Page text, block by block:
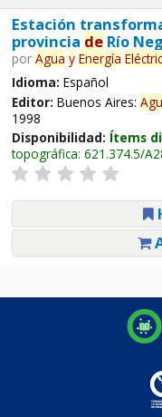
Estación
provincia deRío
por Agua y Energía
Idioma: Español
Editor: Buenos Aires:
1998
Disponibilidad: Ítems
topográfica: 621.374.5/